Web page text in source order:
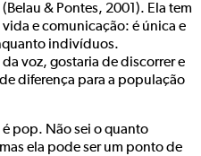
& Pontes, 2001). Ela tem
e comunicação: é única e
indivíduos.
voz, gostaria de discorrer e
diferença para a população
é pop. Não sei o quanto
ela pode ser um ponto de